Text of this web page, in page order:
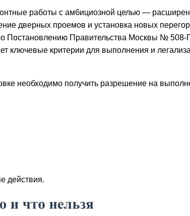
работы с амбициозной целью —
дверных проемов и установка новых
Постановлению Правительства Москвы №
ключевые критерии для выполнения и
необходимо получить разрешение на
действия.